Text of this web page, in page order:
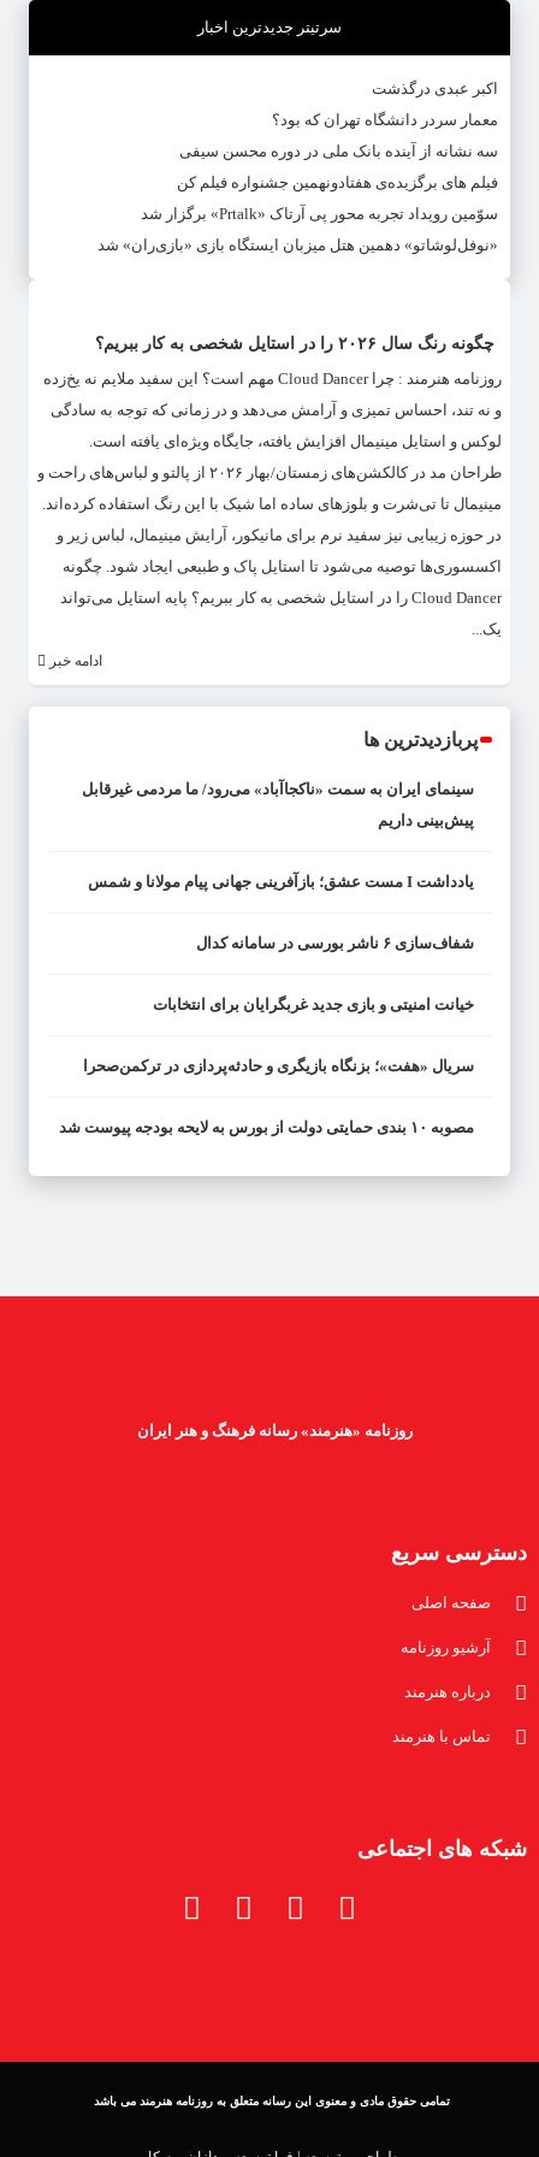
سرتیتر جدیدترین اخبار
اکبر عبدی درگذشت
معمار سردر دانشگاه تهران که بود؟
سه نشانه از آینده بانک ملی در دوره محسن سیفی
فیلم های برگزیده‌ی هفتادونهمین جشنواره فیلم کن
سوّمین رویداد تجربه محور پی آرتاک «Prtalk» برگزار شد
«نوفل‌لوشاتو» دهمین هتل میزبان ایستگاه بازی «بازی‌ران» شد
چگونه رنگ سال ۲۰۲۶ را در استایل شخصی به کار ببریم؟
روزنامه هنرمند : چرا Cloud Dancer مهم است؟ این سفید ملایم نه یخ‌زده
و نه تند، احساس تمیزی و آرامش می‌دهد و در زمانی که توجه به سادگی
لوکس و استایل مینیمال افزایش یافته، جایگاه ویژه‌ای یافته است.
طراحان مد در کالکشن‌های زمستان/بهار ۲۰۲۶ از پالتو و لباس‌های راحت و
مینیمال تا تی‌شرت و بلوزهای ساده اما شیک با این رنگ استفاده کرده‌اند.
در حوزه زیبایی نیز سفید نرم برای مانیکور، آرایش مینیمال، لباس زیر و
اکسسوری‌ها توصیه می‌شود تا استایل پاک و طبیعی ایجاد شود. چگونه
Cloud Dancer را در استایل شخصی به کار ببریم؟ پایه استایل می‌تواند
یک...
ادامه خبر
پربازدیدترین ها
سینمای ایران به سمت «ناکجاآباد» می‌رود/ ما مردمی غیرقابل
پیش‌بینی داریم
یادداشت I مست عشق؛ بازآفرینی جهانی پیام مولانا و شمس
شفاف‌سازی ۶ ناشر بورسی در سامانه کدال
خیانت امنیتی و بازی جدید غربگرایان برای انتخابات
سریال «هفت»؛ بزنگاه بازیگری و حادثه‌پردازی در ترکمن‌صحرا
مصوبه ۱۰ بندی حمایتی دولت از بورس به لایحه بودجه پیوست شد
روزنامه «هنرمند» رسانه فرهنگ و هنر ایران
دسترسی سریع
صفحه اصلی
آرشیو روزنامه
درباره هنرمند
تماس با هنرمند
شبکه های اجتماعی
تمامی حقوق مادی و معنوی این رسانه متعلق به روزنامه هنرمند می باشد